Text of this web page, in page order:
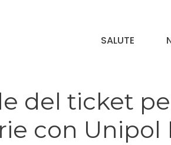
SALUTE
del ticket
con Unipol